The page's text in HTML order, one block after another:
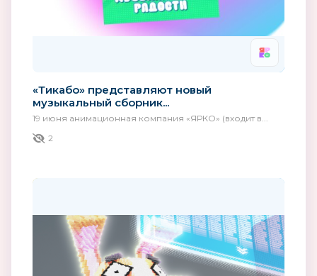
«Тикабо» представляют новый
музыкальный сборник...
19 июня анимационная компания «ЯРКО» (входит в...
2